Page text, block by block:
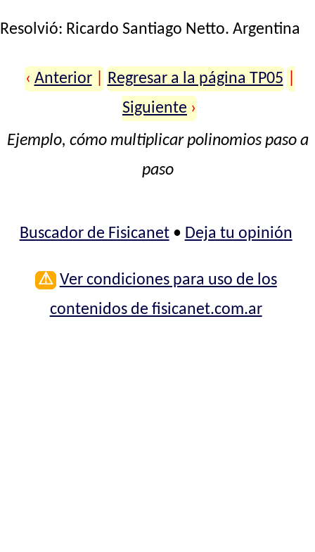
Resolvió: Ricardo Santiago Netto. Argentina
‹ Anterior Regresar a la página TP05
Siguiente ›
Ejemplo, cómo multiplicar polinomios paso a
paso
Buscador de Fisicanet• Deja tu opinión
⚠ Ver condiciones para uso de los
contenidos de fisicanet.com.ar